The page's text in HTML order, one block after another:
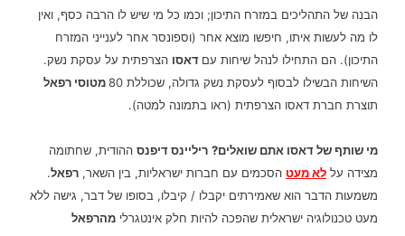
הבנה של התהליכים במזרח התיכון; וכמו כל מי שיש לו הרבה כסף, ואין
לו מה לעשות איתו, חיפשו מוצא אחר (וספונסר אחר לענייני המזרח
התיכון). הם התחילו לנהל שיחות עם דאסו הצרפתית על עסקת נשק.
השיחות הבשילו לבסוף לעסקת נשק גדולה, שכוללת 80
מטוסי רפאל
תוצרת חברת דאסו הצרפתית (ראו בתמונה למטה).
מי שותף של דאסו אתם שואלים? ריליינס דיפנס ההודית, שחתומה
מצידה על לא מעט הסכמים עם חברות ישראליות, בין השאר, רפאל.
משמעות הדבר הוא שאמירתים יקבלו / קיבלו, בסופו של דבר, גישה ללא
מעט טכנולוגיה ישראלית שהפכה להיות חלק אינטגרלי מהרפאל